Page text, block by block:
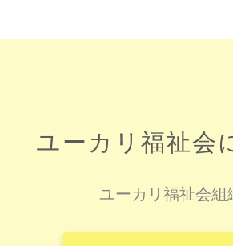
ユーカリ福祉会
ユーカリ福祉会組